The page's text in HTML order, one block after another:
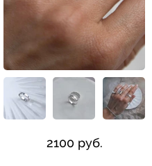
2100 руб.